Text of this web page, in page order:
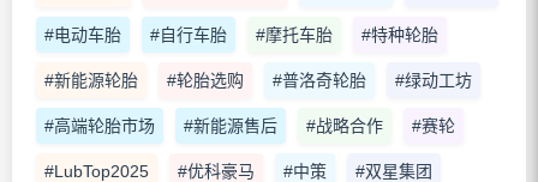
#电动车胎 #自行车胎 #摩托车胎 #特种轮胎
#新能源轮胎 #轮胎选购 #普洛奇轮胎 #绿动工坊
#高端轮胎市场 #新能源售后 #战略合作 #赛轮
#LubTop2025 #优科豪马 #中策 #双星集团